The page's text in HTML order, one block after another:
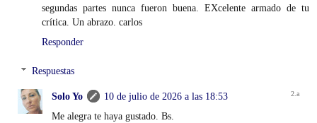
segundas partes nunca fueron buena. EXcelente armado de tu
crítica. Un abrazo. carlos
Responder
Respuestas
Solo Yo
10 de julio de 2026 a las 18:53
Me alegra te haya gustado. Bs.